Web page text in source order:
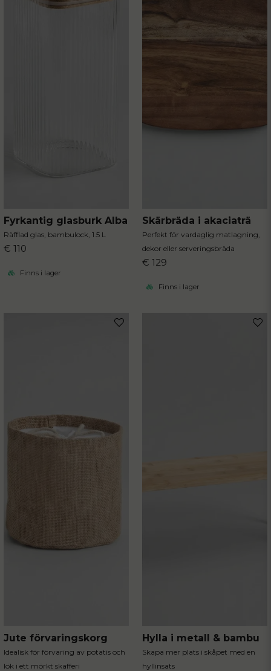
Fyrkantig glasburk Alba
Räfflad glas, bambulock, 1.5 L
€ 110
Finns i lager
Skärbräda i akaciaträ
Perfekt för vardaglig matlagning,
dekor eller serveringsbräda
€ 129
Finns i lager
Jute förvaringskorg
Idealisk för förvaring av potatis och
lök i ett mörkt skafferi
Hylla i metall & bambu
Skapa mer plats i skåpet med en
hyllinsats